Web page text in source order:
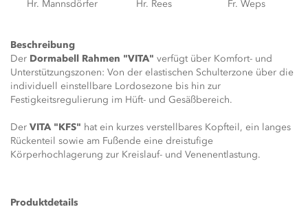
Hr. Mannsdörfer Hr. Rees Fr. Weps
Beschreibung
Der Dormabell Rahmen "VITA" verfügt über Komfort- und
Unterstützungszonen: Von der elastischen Schulterzone über die
individuell einstellbare Lordosezone bis hin zur
Festigkeitsregulierung im Hüft- und Gesäßbereich.
Der VITA "KFS" hat ein kurzes verstellbares Kopfteil, ein langes
Rückenteil sowie am Fußende eine dreistufige
Körperhochlagerung zur Kreislauf- und Venenentlastung.
Produktdetails